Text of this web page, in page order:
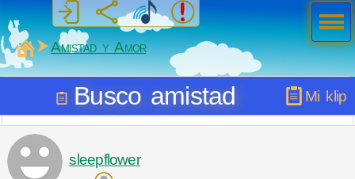
MiSabueso
Amistad y Amor
Mi klip
Busco amistad
sleepflower
Men
ú